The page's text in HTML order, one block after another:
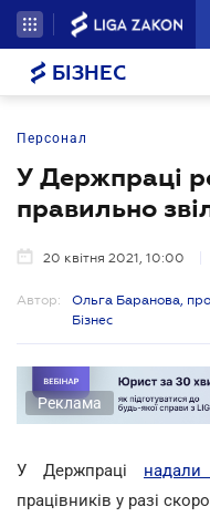
БІЗНЕС
Персонал
У Держпраці
правильно
20 квітня 2021, 10:00
Автор:
Ольга Баранова,
Бізнес
Реклама
У Держпраці надали
працівників у разі